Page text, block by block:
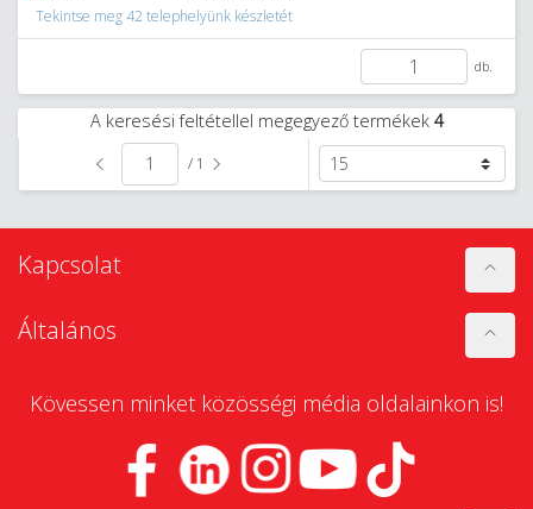
Tekintse meg 42 telephelyünk készletét
db.
A keresési feltétellel megegyező termékek 4
/ 1
Kapcsolat
Általános
Kövessen minket közösségi média oldalainkon is!